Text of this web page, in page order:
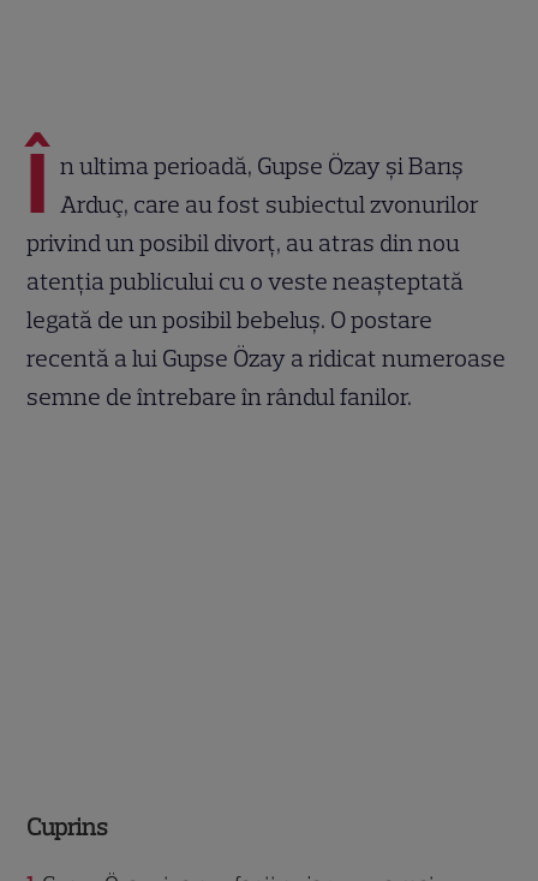
Î n ultima perioadă, Gupse Özay și Barış
Arduç, care au fost subiectul zvonurilor
privind un posibil divorț, au atras din nou
atenția publicului cu o veste neașteptată
legată de un posibil bebeluș. O postare
recentă a lui Gupse Özay a ridicat numeroase
semne de întrebare în rândul fanilor.
Cuprins